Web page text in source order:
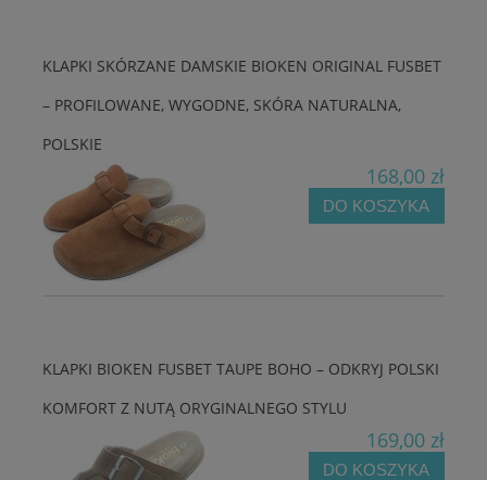
KLAPKI SKÓRZANE DAMSKIE BIOKEN ORIGINAL FUSBET
– PROFILOWANE, WYGODNE, SKÓRA NATURALNA,
POLSKIE
168,00 zł
DO KOSZYKA
KLAPKI BIOKEN FUSBET TAUPE BOHO – ODKRYJ POLSKI
KOMFORT Z NUTĄ ORYGINALNEGO STYLU
169,00 zł
DO KOSZYKA